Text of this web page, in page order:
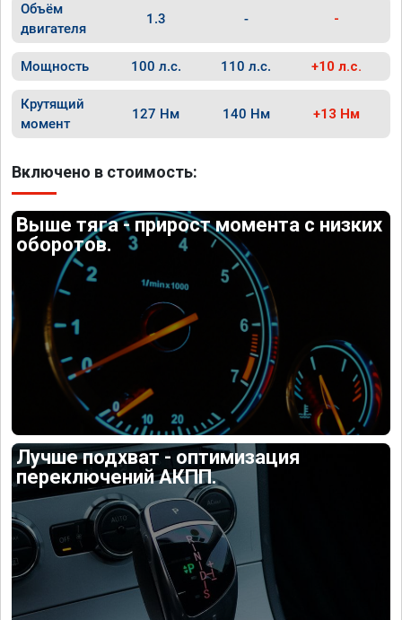
Объём
двигателя
1.3 - -
Мощность 100 л.с. 110 л.с. +10 л.с.
Крутящий
момент
127 Нм 140 Нм +13 Нм
Включено в стоимость:
Выше тяга - прирост момента с низких
оборотов.
Лучше подхват - оптимизация
переключений АКПП.